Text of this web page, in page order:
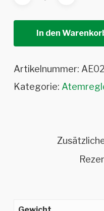
In den
Artikelnummer:
Kategorie: